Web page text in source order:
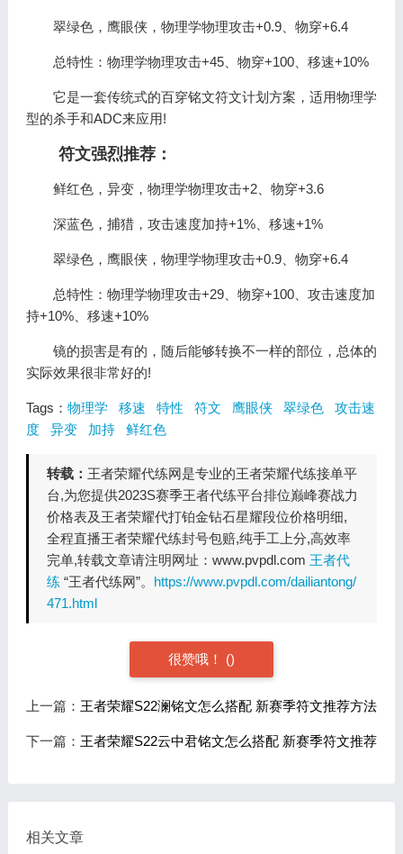
翠绿色，鹰眼侠，物理学物理攻击+0.9、物穿+6.4
总特性：物理学物理攻击+45、物穿+100、移速+10%
它是一套传统式的百穿铭文符文计划方案，适用物理学
型的杀手和ADC来应用!
符文强烈推荐：
鲜红色，异变，物理学物理攻击+2、物穿+3.6
深蓝色，捕猎，攻击速度加持+1%、移速+1%
翠绿色，鹰眼侠，物理学物理攻击+0.9、物穿+6.4
总特性：物理学物理攻击+29、物穿+100、攻击速度加
持+10%、移速+10%
镜的损害是有的，随后能够转换不一样的部位，总体的
实际效果很非常好的!
Tags： 物理学 移速 特性 符文 鹰眼侠 翠绿色
攻击速
度
异变 加持 鲜红色
转载： 王者荣耀代练网是专业的王者荣耀代练接单平
台,为您提供2023S赛季王者代练平台排位巅峰赛战力
价格表及王者荣耀代打铂金钻石星耀段位价格明细,
全程直播王者荣耀代练封号包赔,纯手工上分,高效率
完单,转载文章请注明网址：www.pvpdl.com 王者代
练 “王者代练网”。 https://www.pvpdl.com/dailiantong/
471.html
很赞哦！ ()
上一篇： 王者荣耀S22澜铭文怎么搭配 新赛季符文推荐方法
下一篇： 王者荣耀S22云中君铭文怎么搭配 新赛季符文推荐
相关文章